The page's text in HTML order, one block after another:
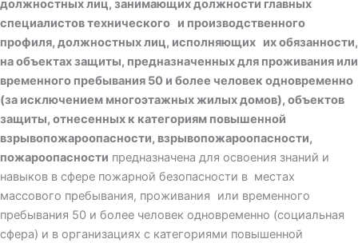
должностных лиц, занимающих должности главных
специалистов технического и производственного
профиля, должностных лиц, исполняющих их обязанности,
на объектах защиты, предназначенных для проживания или
временного пребывания 50 и более человек одновременно
(за исключением многоэтажных жилых домов), объектов
защиты, отнесенных к категориям повышенной
взрывопожароопасности, взрывопожароопасности,
пожароопасности предназначена для освоения знаний и
навыков в сфере пожарной безопасности в местах
массового пребывания, проживания или временного
пребывания 50 и более человек одновременно (социальная
сфера) и в организациях с категориями повышенной